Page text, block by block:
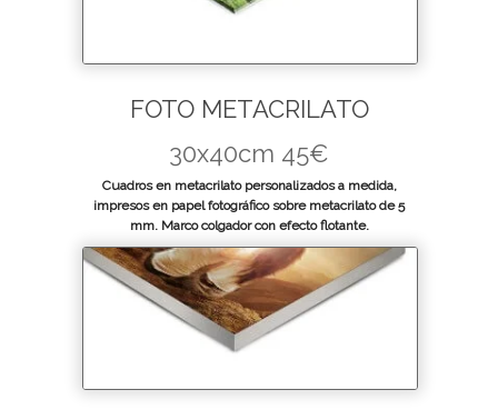
FOTO METACRILATO
30x40cm 45€
Cuadros en metacrilato personalizados a medida,
impresos en papel fotográfico sobre metacrilato de 5
mm. Marco colgador con efecto flotante.